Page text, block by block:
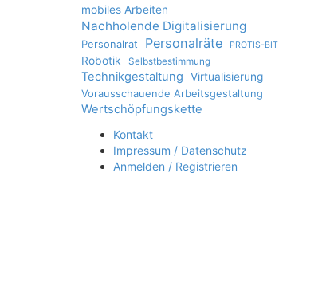
mobiles Arbeiten
Nachholende Digitalisierung
Personalrat Personalräte PROTIS-BIT
Robotik Selbstbestimmung
Technikgestaltung
Virtualisierung
Vorausschauende Arbeitsgestaltung
Wertschöpfungskette
Kontakt
Impressum / Datenschutz
Anmelden / Registrieren